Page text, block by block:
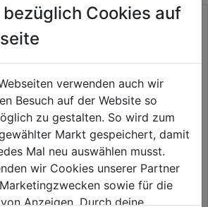
Schaltschrank-Schlüssel
76mm
bezüglich Cookies auf
verwenden auch wir
Besuch auf der Website so
zu gestalten. So wird zum
Markt gespeichert, damit
Mal neu auswählen musst.
wir Cookies unserer Partner
sowie für die
Anzeigen. Durch deine